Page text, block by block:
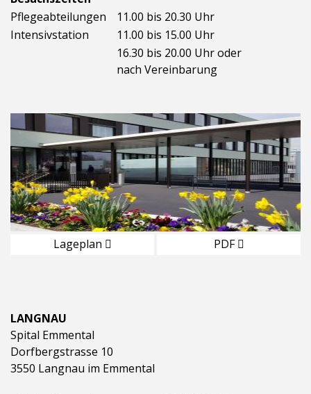
Pflegeabteilungen
11.00 bis 20.30 Uhr
Intensivstation
11.00 bis 15.00 Uhr
16.30 bis 20.00 Uhr oder
nach Vereinbarung
Lageplan PDF
LANGNAU
Spital Emmental
Dorfbergstrasse 10
3550 Langnau im Emmental